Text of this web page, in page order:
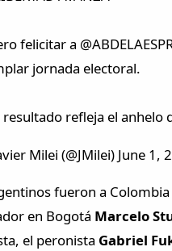
felicitar a
jornada electoral.
resultado refleja el
Milei (@JMilei) June 1,
fueron a
en Bogotá Marcelo
el peronista Gabriel